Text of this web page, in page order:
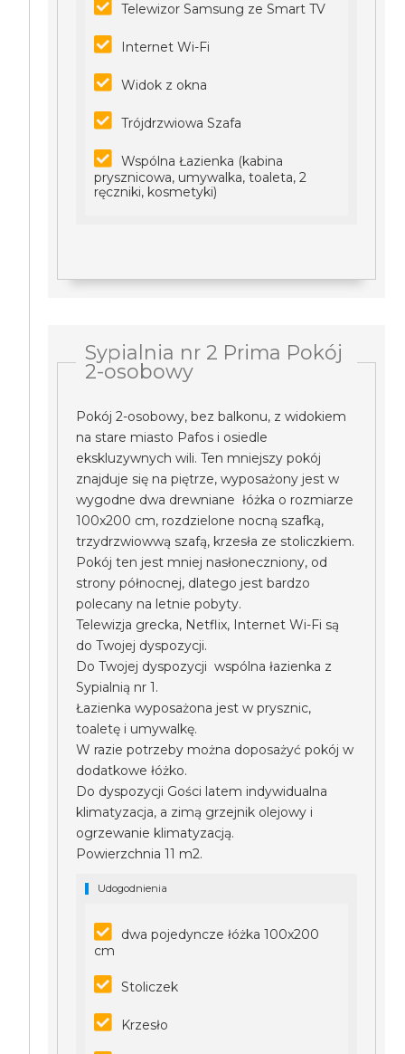
Telewizor Samsung ze Smart TV
Internet Wi-Fi
Widok z okna
Trójdrzwiowa Szafa
Wspólna Łazienka (kabina
prysznicowa, umywalka, toaleta, 2
ręczniki, kosmetyki)
Sypialnia nr 2 Prima Pokój
2-osobowy
Pokój 2-osobowy, bez balkonu, z widokiem
na stare miasto Pafos i osiedle
ekskluzywnych wili. Ten mniejszy pokój
znajduje się na piętrze, wyposażony jest w
wygodne dwa drewniane łóżka o rozmiarze
100x200 cm, rozdzielone nocną szafką,
trzydrzwiowwą szafą, krzesła ze stoliczkiem.
Pokój ten jest mniej nasłoneczniony, od
strony północnej, dlatego jest bardzo
polecany na letnie pobyty.
Telewizja grecka, Netflix, Internet Wi-Fi są
do Twojej dyspozycji.
Do Twojej dyspozycji wspólna łazienka z
Sypialnią nr 1.
Łazienka wyposażona jest w prysznic,
toaletę i umywalkę.
W razie potrzeby można doposażyć pokój w
dodatkowe łóżko.
Do dyspozycji Gości latem indywidualna
klimatyzacja, a zimą grzejnik olejowy i
ogrzewanie klimatyzacją.
Powierzchnia 11 m2.
Udogodnienia
dwa pojedyncze łóżka 100x200
cm
Stoliczek
Krzesło